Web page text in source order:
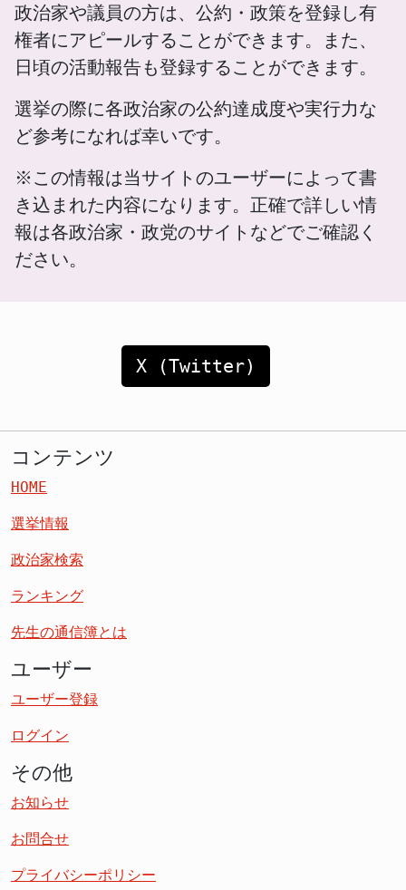
政治家や議員の方は、公約・政策を登録し有
権者にアピールすることができます。また、
日頃の活動報告も登録することができます。
選挙の際に各政治家の公約達成度や実行力な
ど参考になれば幸いです。
※この情報は当サイトのユーザーによって書
き込まれた内容になります。正確で詳しい情
報は各政治家・政党のサイトなどでご確認く
ださい。
X (Twitter)
コンテンツ
HOME
選挙情報
政治家検索
ランキング
先生の通信簿とは
ユーザー
ユーザー登録
ログイン
その他
お知らせ
お問合せ
プライバシーポリシー